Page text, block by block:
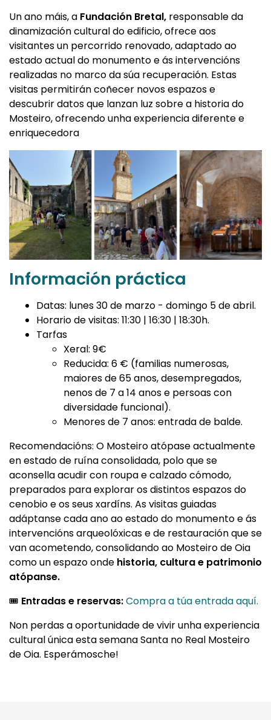
Un ano máis, a Fundación Bretal, responsable da
dinamización cultural do edificio, ofrece aos
visitantes un percorrido renovado, adaptado ao
estado actual do monumento e ás intervencións
realizadas no marco da súa recuperación. Estas
visitas permitirán coñecer novos espazos e
descubrir datos que lanzan luz sobre a historia do
Mosteiro, ofrecendo unha experiencia diferente e
enriquecedora
Información práctica
Datas: lunes 30 de marzo - domingo 5 de abril.
Horario de visitas: 11:30 | 16:30 | 18:30h.
Tarfas
Xeral: 9€
Reducida: 6 € (familias numerosas,
maiores de 65 anos, desempregados,
nenos de 7 a 14 anos e persoas con
diversidade funcional).
Menores de 7 anos: entrada de balde.
Recomendacións: O Mosteiro atópase actualmente
en estado de ruína consolidada, polo que se
aconsella acudir con roupa e calzado cómodo,
preparados para explorar os distintos espazos do
cenobio e os seus xardíns. As visitas guiadas
adáptanse cada ano ao estado do monumento e ás
intervencións arqueolóxicas e de restauración que se
van acometendo, consolidando ao Mosteiro de Oia
como un espazo onde historia, cultura e patrimonio
atópanse.
🎟️ Entradas e reservas:Compra a túa entrada aquí.
Non perdas a oportunidade de vivir unha experiencia
cultural única esta semana Santa no Real Mosteiro
de Oia. Esperámosche!